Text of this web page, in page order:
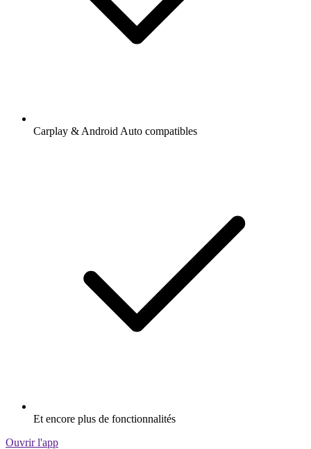
Carplay & Android Auto compatibles
Et encore plus de fonctionnalités
Ouvrir l'app